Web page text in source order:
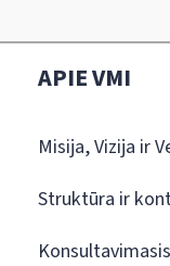
APIE VMI
Misija, Vizija ir
Struktūra ir